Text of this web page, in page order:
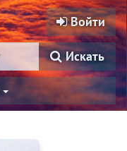
Войти
Искать